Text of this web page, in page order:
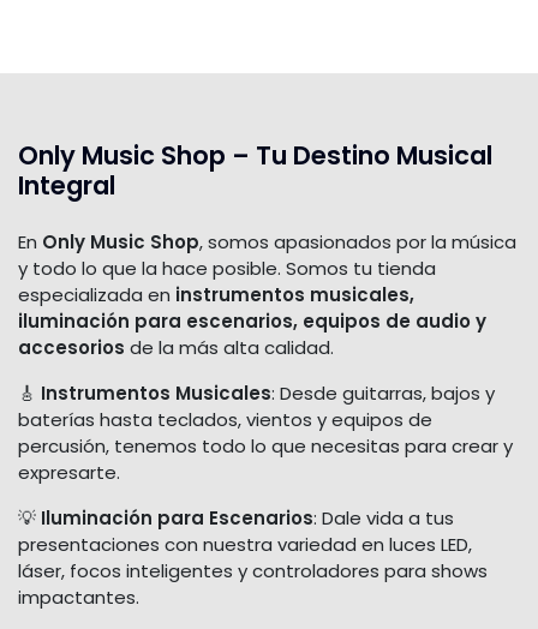
Only Music Shop – Tu Destino Musical
Integral
En Only Music Shop, somos apasionados por la música
y todo lo que la hace posible. Somos tu tienda
especializada en instrumentos musicales,
iluminación para escenarios, equipos de audio y
accesorios de la más alta calidad.
🎸 Instrumentos Musicales: Desde guitarras, bajos y
baterías hasta teclados, vientos y equipos de
percusión, tenemos todo lo que necesitas para crear y
expresarte.
💡 Iluminación para Escenarios: Dale vida a tus
presentaciones con nuestra variedad en luces LED,
láser, focos inteligentes y controladores para shows
impactantes.